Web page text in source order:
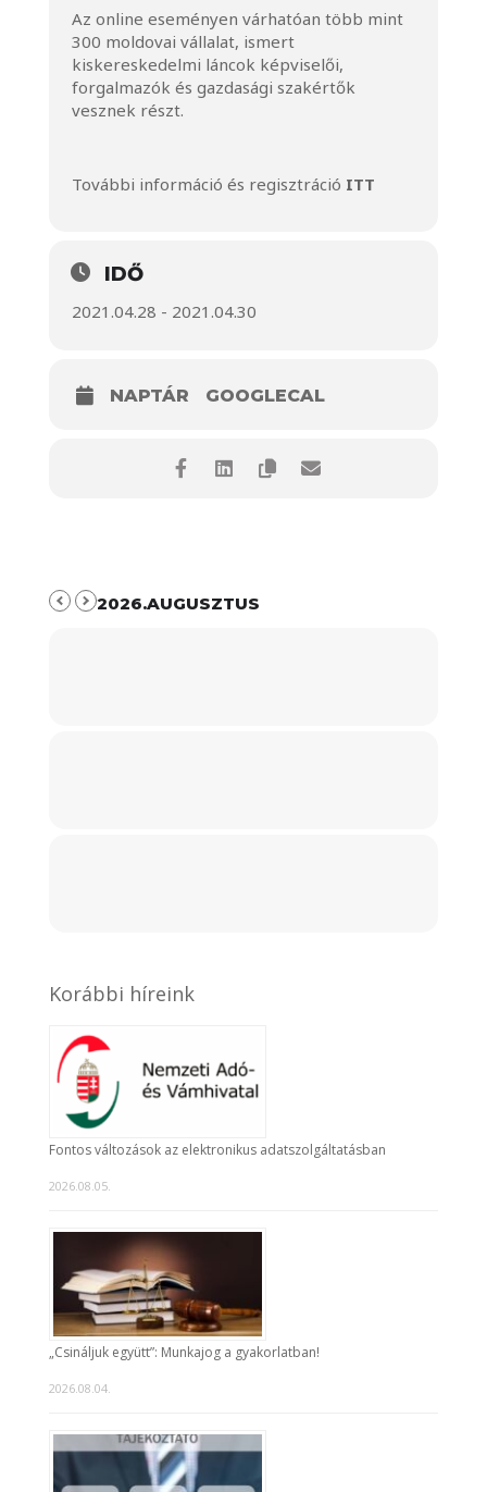
Az online eseményen várhatóan több mint
300 moldovai vállalat, ismert
kiskereskedelmi láncok képviselői,
forgalmazók és gazdasági szakértők
vesznek részt.
További információ és regisztráció ITT
IDŐ
2021.04.28 - 2021.04.30
NAPTÁR GOOGLECAL
2026.AUGUSZTUS
Korábbi híreink
Fontos változások az elektronikus adatszolgáltatásban
2026.08.05.
„Csináljuk együtt”: Munkajog a gyakorlatban!
2026.08.04.